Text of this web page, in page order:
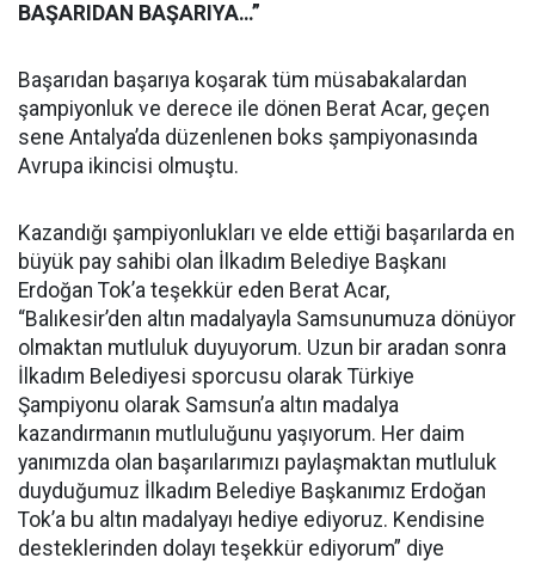
BAŞARIDAN BAŞARIYA…”
Başarıdan başarıya koşarak tüm müsabakalardan
şampiyonluk ve derece ile dönen Berat Acar, geçen
sene Antalya’da düzenlenen boks şampiyonasında
Avrupa ikincisi olmuştu.
Kazandığı şampiyonlukları ve elde ettiği başarılarda en
büyük pay sahibi olan İlkadım Belediye Başkanı
Erdoğan Tok’a teşekkür eden Berat Acar,
“Balıkesir’den altın madalyayla Samsunumuza dönüyor
olmaktan mutluluk duyuyorum. Uzun bir aradan sonra
İlkadım Belediyesi sporcusu olarak Türkiye
Şampiyonu olarak Samsun’a altın madalya
kazandırmanın mutluluğunu yaşıyorum. Her daim
yanımızda olan başarılarımızı paylaşmaktan mutluluk
duyduğumuz İlkadım Belediye Başkanımız Erdoğan
Tok’a bu altın madalyayı hediye ediyoruz. Kendisine
desteklerinden dolayı teşekkür ediyorum” diye